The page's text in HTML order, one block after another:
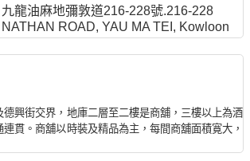
九龍油麻地彌敦道216-228號.216-228
NATHAN ROAD, YAU MA TEI, Kowloon
德興街交界，地庫二層至二樓是商舖，三樓以上為酒
貫。商舖以時裝及精品為主，每間商舖面積寛大，